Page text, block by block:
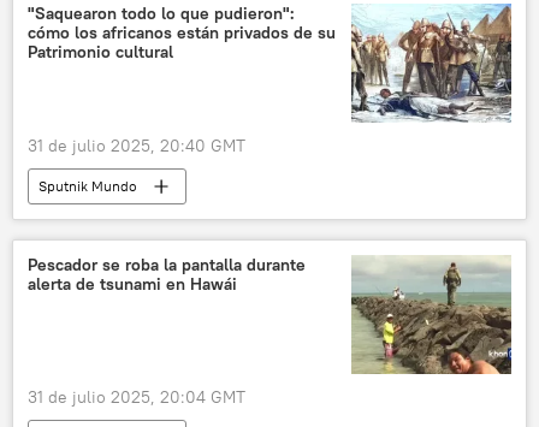
"Saquearon todo lo que pudieron":
cómo los africanos están privados de su
Patrimonio cultural
31 de julio 2025, 20:40 GMT
Sputnik Mundo
Pescador se roba la pantalla durante
alerta de tsunami en Hawái
31 de julio 2025, 20:04 GMT